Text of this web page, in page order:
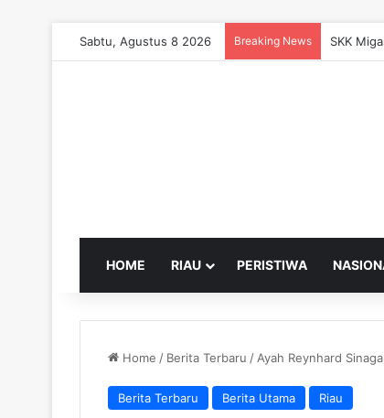
Sabtu, Agustus 8 2026 Breaking News
HOME RIAU PERISTIWA
Home / Berita Terbaru / Ayah Reynhard
Berita Terbaru Berita Utama Riau